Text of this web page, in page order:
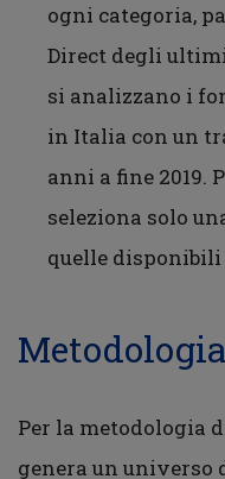
ogni categoria,
Direct degli
si analizzano i
in Italia con un
anni a fine 2019.
seleziona solo
quelle
Metodologia
Per la metodologia
genera un universo